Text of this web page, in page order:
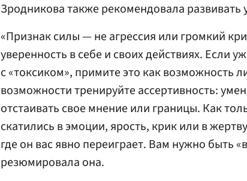
Зродникова также рекомендовала развивать
«Признак силы — не агрессия или громкий
уверенность в себе и своих действиях. Если
с «токсиком», примите это как возможность
возможности тренируйте ассертивность:
отстаивать свое мнение или границы. Как
скатились в эмоции, ярость, крик или в
где он вас явно переиграет. Вам нужно быть
резюмировала она.